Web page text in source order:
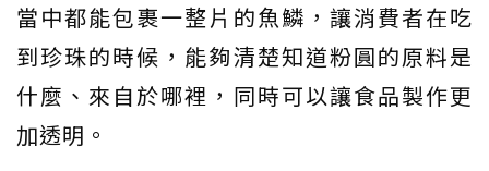
當中都能包裹一整片的魚鱗，讓消費者在吃
到珍珠的時候，能夠清楚知道粉圓的原料是
什麼、來自於哪裡，同時可以讓食品製作更
加透明。